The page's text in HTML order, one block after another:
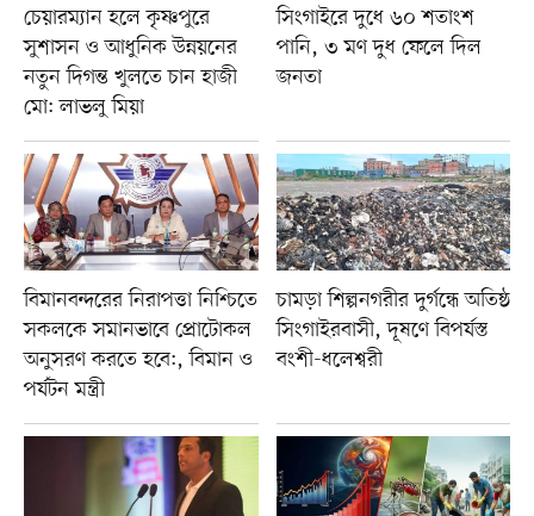
চেয়ারম্যান হলে কৃষ্ণপুরে
সুশাসন ও আধুনিক উন্নয়নের
নতুন দিগন্ত খুলতে চান হাজী
মো: লাভলু মিয়া
সিংগাইরে দুধে ৬০ শতাংশ
পানি, ৩ মণ দুধ ফেলে দিল
জনতা
বিমানবন্দরের নিরাপত্তা নিশ্চিতে
সকলকে সমানভাবে প্রোটোকল
অনুসরণ করতে হবে:, বিমান ও
পর্যটন মন্ত্রী
চামড়া শিল্পনগরীর দুর্গন্ধে অতিষ্ঠ
সিংগাইরবাসী, দূষণে বিপর্যস্ত
বংশী-ধলেশ্বরী